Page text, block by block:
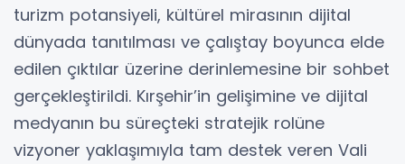
turizm potansiyeli, kültürel mirasının dijital
dünyada tanıtılması ve çalıştay boyunca elde
edilen çıktılar üzerine derinlemesine bir sohbet
gerçekleştirildi. Kırşehir’in gelişimine ve dijital
medyanın bu süreçteki stratejik rolüne
vizyoner yaklaşımıyla tam destek veren Vali